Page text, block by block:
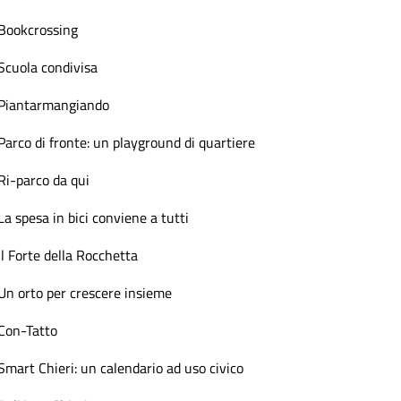
condivisa
di fronte: un playground di quartiere
parco da qui
spesa in bici conviene a tutti
Forte della Rocchetta
orto per crescere insieme
Tatto
Chieri: un calendario ad uso civico